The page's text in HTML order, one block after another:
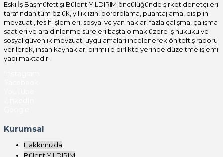
Eski İş Başmüfettişi Bülent YILDIRIM öncülüğünde şirket denetçileri
tarafından tüm özlük, yıllık izin, bordrolama, puantajlama, disiplin
mevzuatı, fesih işlemleri, sosyal ve yan haklar, fazla çalışma, çalışma
saatleri ve ara dinlenme süreleri başta olmak üzere iş hukuku ve
sosyal güvenlik mevzuatı uygulamaları incelenerek ön teftiş raporu
verilerek, insan kaynakları birimi ile birlikte yerinde düzeltme işlemi
yapılmaktadır.
Kurumsal
Hakkımızda
Bülent YILDIRIM